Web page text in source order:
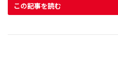
この記事を読む